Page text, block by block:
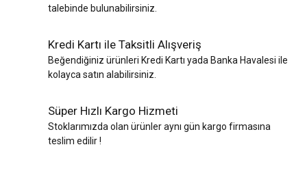
talebinde bulunabilirsiniz.
Kredi Kartı ile Taksitli Alışveriş
Beğendiğiniz ürünleri Kredi Kartı yada Banka Havalesi ile
kolayca satın alabilirsiniz.
Süper Hızlı Kargo Hizmeti
Stoklarımızda olan ürünler aynı gün kargo firmasına
teslim edilir !